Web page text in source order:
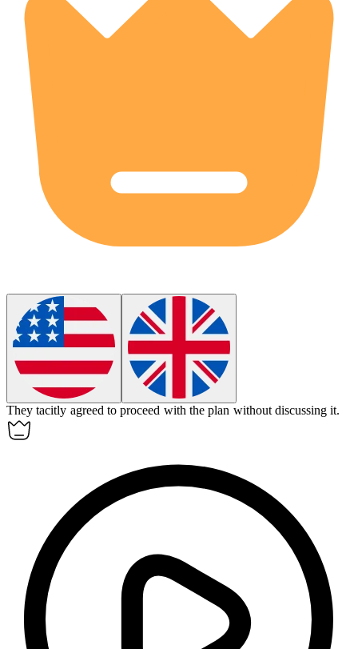
Theytacitly agreed to proceed with the plan without discussing it.